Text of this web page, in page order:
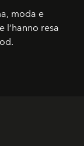
moda e
l’hanno resa